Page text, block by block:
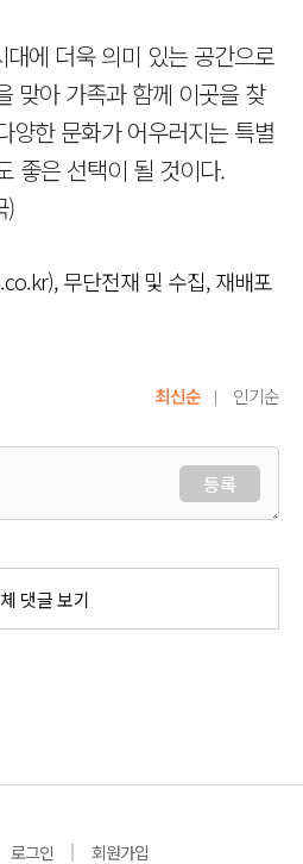
에 더욱 의미 있는 공간으로
맞아 가족과 함께 이곳을 찾
양한 문화가 어우러지는 특별
좋은 선택이 될 것이다.
)
무단전재 및 수집, 재배포
최신순 인기순
등록
댓글 보기
로그인 회원가입